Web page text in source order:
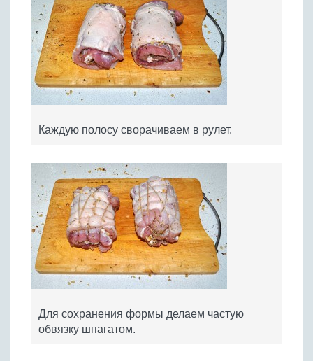
Каждую полосу сворачиваем в рулет.
Для сохранения формы делаем частую
обвязку шпагатом.